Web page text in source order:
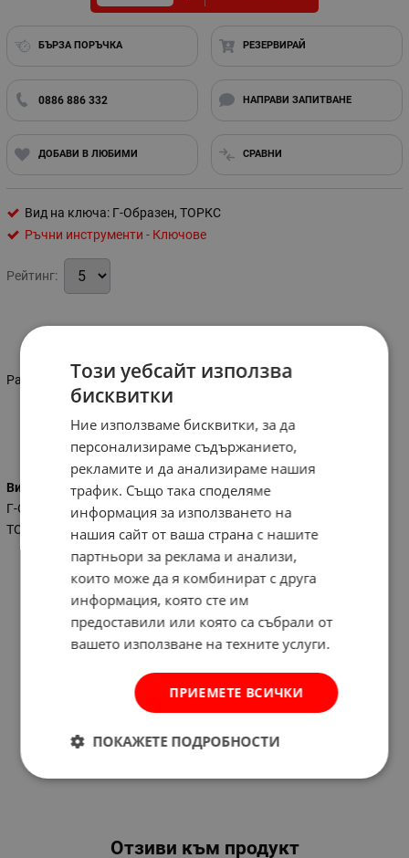
БЪРЗА ПОРЪЧКА РЕЗЕРВИРАЙ
0886 886 332 НАПРАВИ ЗАПИТВАНЕ
ДОБАВИ В ЛЮБИМИ СРАВНИ
Вид на ключа: Г-Образен, ТОРКС
Ръчни инструменти - Ключове
Рейтинг:
Размер: Т50
Характеристики
Вид на ключа
Г-Образен
ТОРКС
Отзиви към продукт
Този уебсайт използва
бисквитки
Ние използваме бисквитки, за да
персонализираме съдържанието,
рекламите и да анализираме нашия
трафик. Също така споделяме
информация за използването на
нашия сайт от ваша страна с нашите
партньори за реклама и анализи,
които може да я комбинират с друга
информация, която сте им
предоставили или която са събрали от
вашето използване на техните услуги.
ПРИЕМЕТЕ ВСИЧКИ
ПОКАЖЕТЕ ПОДРОБНОСТИ